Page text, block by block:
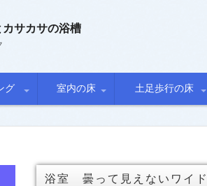
サカサの浴槽
グ 室内の床 土足歩行の床
浴室 曇って見えないワイ